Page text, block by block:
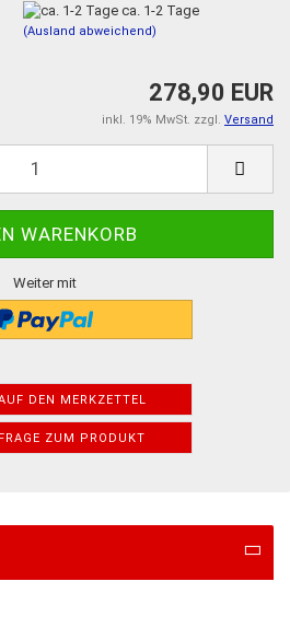
ca. 1-2 Tage
(Ausland abweichend)
278,90 EUR
inkl. 19% MwSt. zzgl. Versand
Weiter mit
DEN MERKZETTEL
FRAGE ZUM PRODUKT